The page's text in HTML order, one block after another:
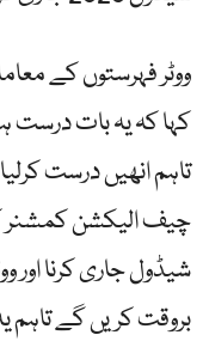
ووٹر فہرستوں کے
کہا کہ یہ بات درست
تاہم انھیں درست
چیف الیکشن کمشنر
شیڈول جاری کرنا اور
بروقت کریں گے تاہم